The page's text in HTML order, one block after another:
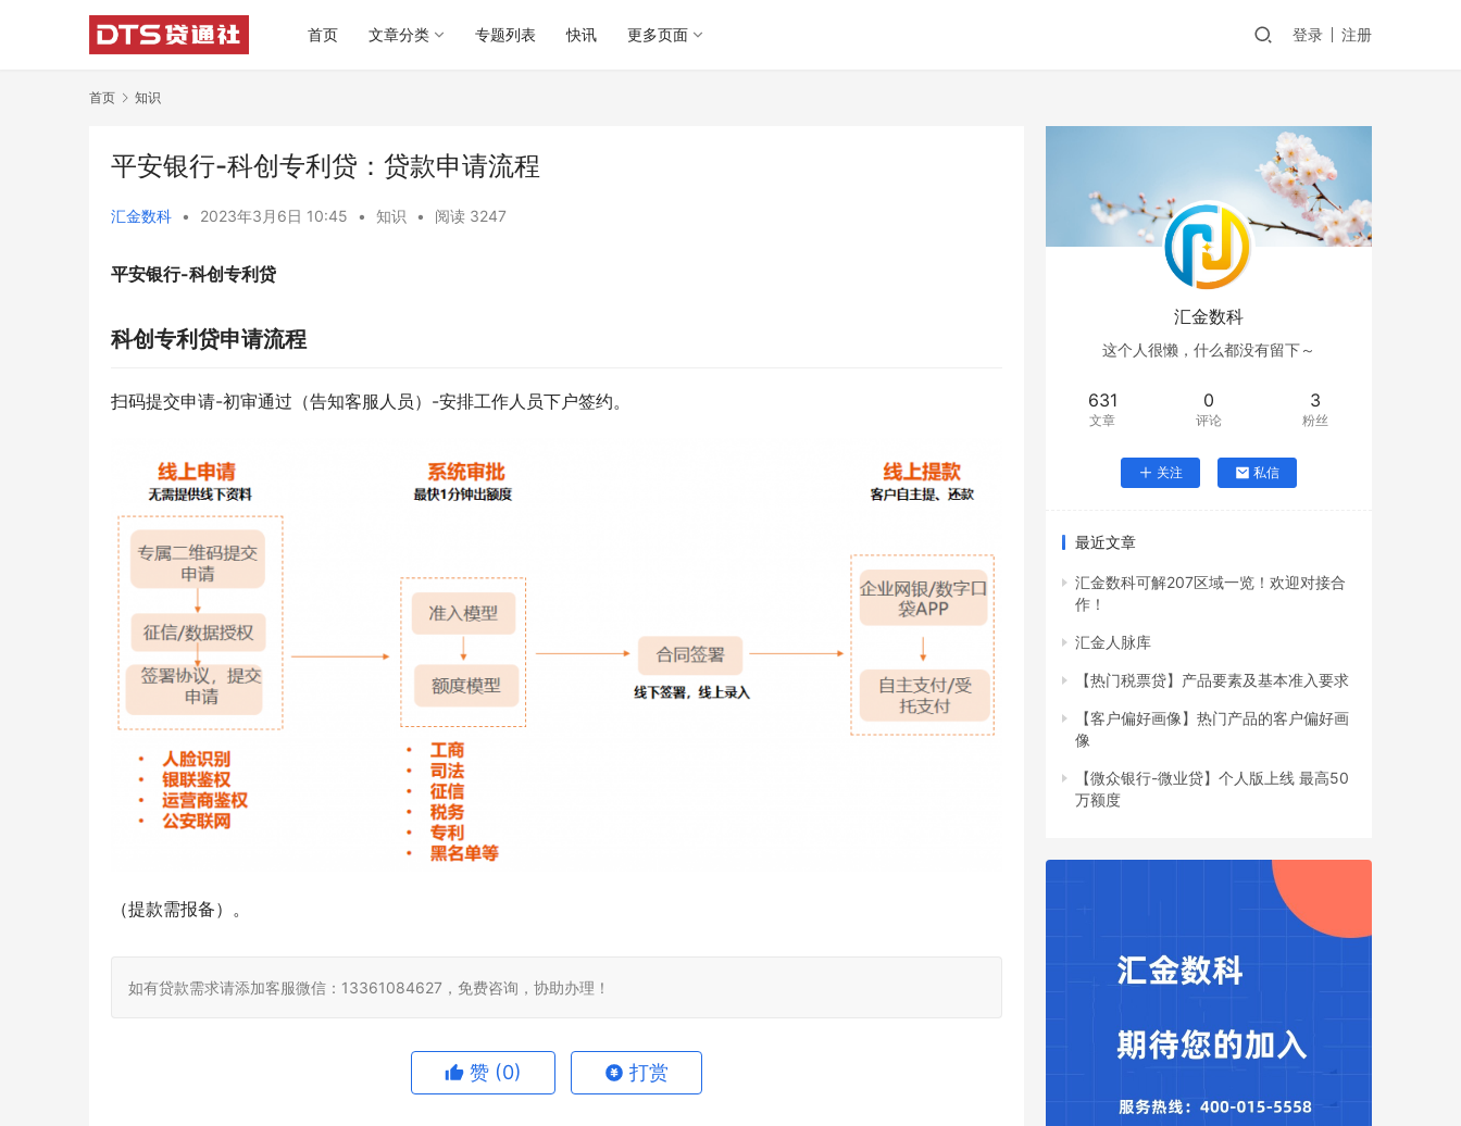
首页 文章分类 专题列表 快讯 更多页面 登录 注册
首页 知识
平安银行-科创专利贷：贷款申请流程
汇金数科 • 2023年3月6日 10:45 • 知识 • 阅读 3247
平安银行-科创专利贷
科创专利贷申请流程
扫码提交申请-初审通过（告知客服人员）-安排工作人员下户签约。
（提款需报备）。
如有贷款需求请添加客服微信：13361084627，免费咨询，协助办理！
赞 (0) 打赏
汇金数科
这个人很懒，什么都没有留下～
631
文章
0
评论
3
粉丝
关注 私信
最近文章
汇金数科可解207区域一览！欢迎对接合
作！
汇金人脉库
【热门税票贷】产品要素及基本准入要求
【客户偏好画像】热门产品的客户偏好画
像
【微众银行-微业贷】个人版上线 最高50
万额度